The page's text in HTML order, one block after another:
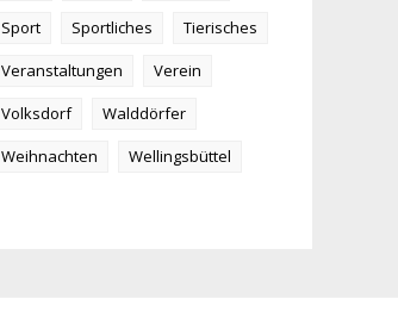
Sport
Sportliches
Tierisches
Veranstaltungen
Verein
Volksdorf
Walddörfer
Weihnachten
Wellingsbüttel